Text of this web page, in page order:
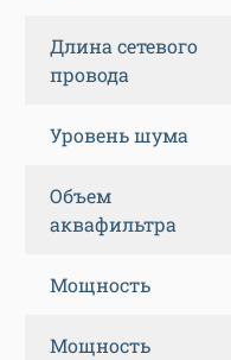
Длина сетевого
провода
Уровень шума
Объем
аквафильтра
Мощность
Мощность